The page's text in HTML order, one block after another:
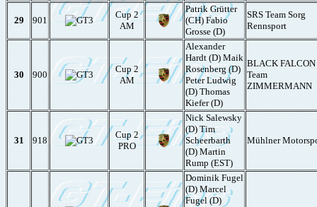
29 901
Cup 2
AM
Patrik Grütter
(CH) Fabio
Grosse (D)
SRS Team Sorg
Rennsport
30 900
Cup 2
AM
Alexander
Hardt (D) Maik
Rosenberg (D)
Peter Ludwig
(D) Thomas
Kiefer (D)
BLACK FALCON
Team
ZIMMERMANN
31 918
Cup 2
PRO
Nick Salewsky
(D) Tim
Scheerbarth
(D) Martin
Rump (EST)
Mühlner
Dominik Fugel
(D) Marcel
Fugel (D)